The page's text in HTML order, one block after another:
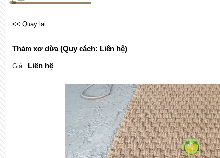
<< Quay lại
Thảm xơ dừa (Quy cách: Liên hệ)
Giá : Liên hệ